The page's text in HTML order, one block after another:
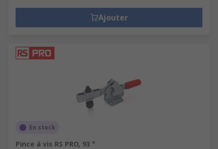
Ajouter
En stock
Pince à vis RS PRO, 93 °